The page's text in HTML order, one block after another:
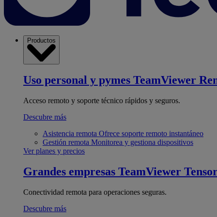
Productos
Uso personal y pymes TeamViewer
Acceso remoto y soporte técnico rápidos y seguros.
Descubre más
Asistencia remota Ofrece soporte remoto instantáneo
Gestión remota Monitorea y gestiona dispositivos
Ver planes y precios
Grandes empresas TeamViewer Tensor
Conectividad remota para operaciones seguras.
Descubre más